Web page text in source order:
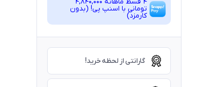
تومانی با اسنپ ‌پی! (بدون
کارمزد)
گارانتی از لحظه خرید!